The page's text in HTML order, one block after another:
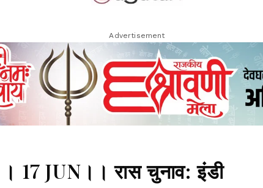
Advertisement
JUN।। रास चुनाव: इंडी